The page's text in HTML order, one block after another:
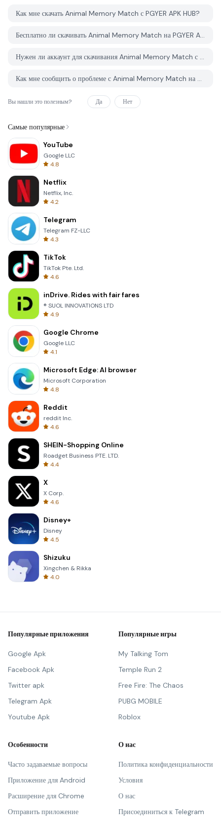
Как мне скачать Animal Memory Match с PGYER APK HUB?
Бесплатно ли скачивать Animal Memory Match на PGYER APK HUB?
Нужен ли аккаунт для скачивания Animal Memory Match с PGYER APK HUB?
Как мне сообщить о проблеме с Animal Memory Match на PGYER APK HUB?
Вы нашли это полезным? Да Нет
Самые популярные
YouTube
Google LLC
4.8
Netflix
Netflix, Inc.
4.2
Telegram
Telegram FZ-LLC
4.3
TikTok
TikTok Pte. Ltd.
4.6
inDrive. Rides with fair fares
® SUOL INNOVATIONS LTD
4.9
Google Chrome
Google LLC
4.1
Microsoft Edge: AI browser
Microsoft Corporation
4.8
Reddit
reddit Inc.
4.6
SHEIN-Shopping Online
Roadget Business PTE. LTD.
4.4
X
X Corp.
4.6
Disney+
Disney
4.5
Shizuku
Xingchen & Rikka
4.0
Популярные приложения
Google Apk
Facebook Apk
Twitter apk
Telegram Apk
Youtube Apk
Популярные игры
My Talking Tom
Temple Run 2
Free Fire: The Chaos
PUBG MOBILE
Roblox
Особенности
Часто задаваемые вопросы
Приложение для Android
Расширение для Chrome
Отправить приложение
О нас
Политика конфиденциальности
Условия
О нас
Присоединиться к Telegram